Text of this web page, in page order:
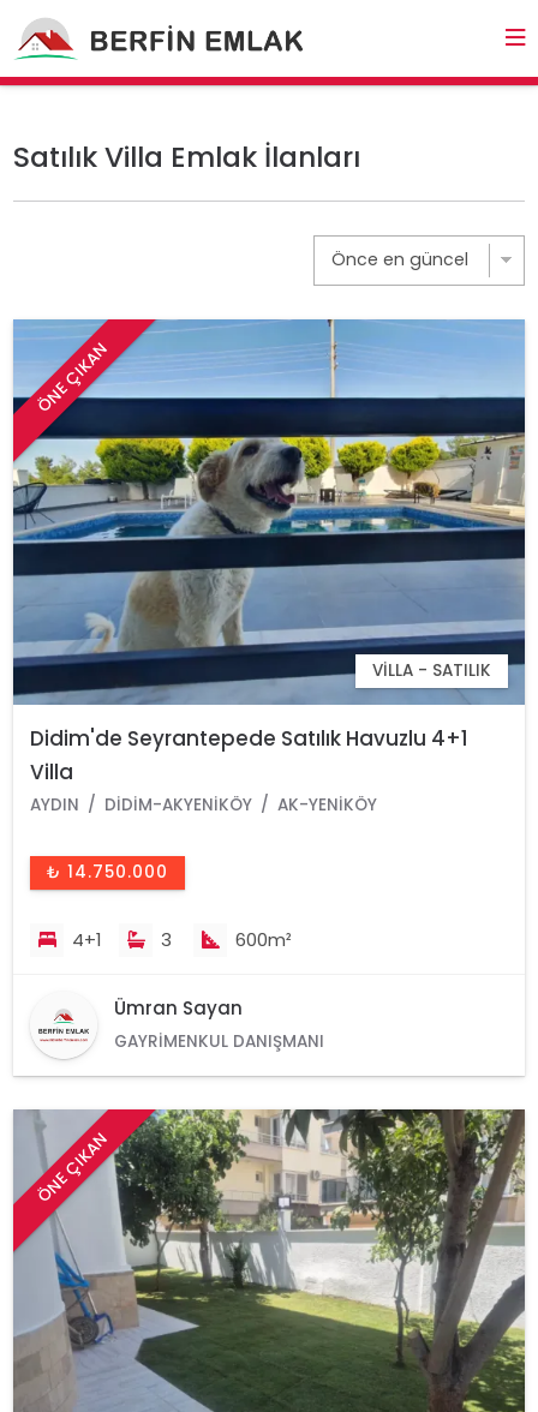
Satılık Villa Emlak İlanları
ÖNE ÇIKAN
VILLA - SATILIK
Didim'de Seyrantepede Satılık Havuzlu 4+1
Villa
AYDIN DIDIM-AKYENIKÖY AK-YENIKÖY
₺ 14.750.000
4+1 3 600m²
Ümran Sayan
GAYRIMENKUL DANIŞMANI
ÖNE ÇIKAN